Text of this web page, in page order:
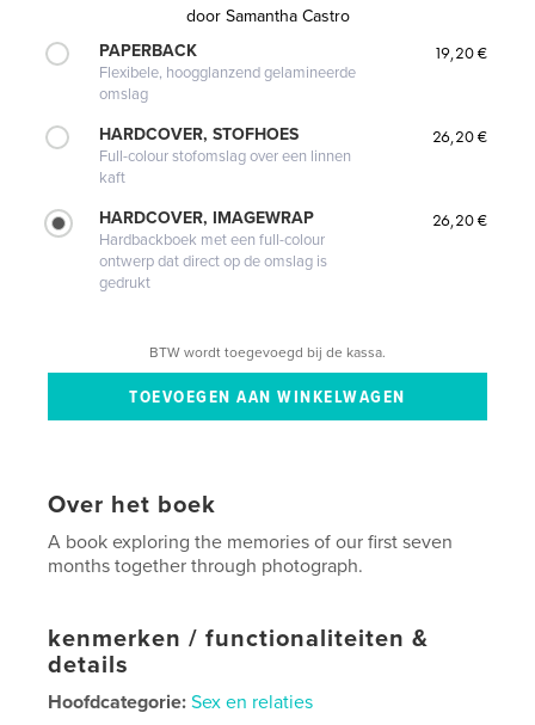
door Samantha Castro
PAPERBACK
Flexibele, hoogglanzend gelamineerde
omslag
19,20 €
HARDCOVER, STOFHOES
Full-colour stofomslag over een linnen
kaft
26,20 €
HARDCOVER, IMAGEWRAP
Hardbackboek met een full-colour
ontwerp dat direct op de omslag is
gedrukt
26,20 €
BTW wordt toegevoegd bij de kassa.
Over het boek
A book exploring the memories of our first seven
months together through photograph.
kenmerken / functionaliteiten &
details
Hoofdcategorie: Sex en relaties